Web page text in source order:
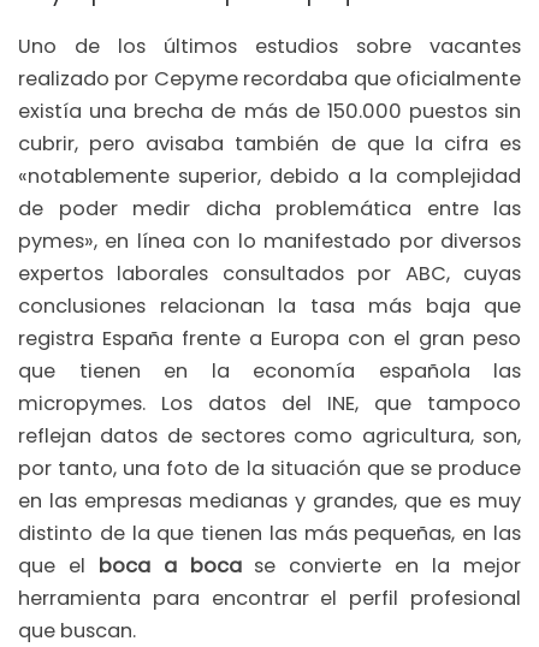
Uno de los últimos estudios sobre vacantes
realizado por Cepyme recordaba que oficialmente
existía una brecha de más de 150.000 puestos sin
cubrir, pero avisaba también de que la cifra es
«notablemente superior, debido a la complejidad
de poder medir dicha problemática entre las
pymes», en línea con lo manifestado por diversos
expertos laborales consultados por ABC, cuyas
conclusiones relacionan la tasa más baja que
registra España frente a Europa con el gran peso
que tienen en la economía española las
micropymes. Los datos del INE, que tampoco
reflejan datos de sectores como agricultura, son,
por tanto, una foto de la situación que se produce
en las empresas medianas y grandes, que es muy
distinto de la que tienen las más pequeñas, en las
que el boca a bocase convierte en la mejor
herramienta para encontrar el perfil profesional
que buscan.